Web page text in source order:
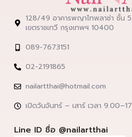
128/49 อาคารพญาไทพลาซ่า ชั้น
เขตราชเทวี กรุงเทพฯ 10400
089-7673151
02-2191865
nailartthai@hotmail.com
เปิดวันจันทร์ – เสาร์ เวลา
Line ID ชื่อ @nailartthai